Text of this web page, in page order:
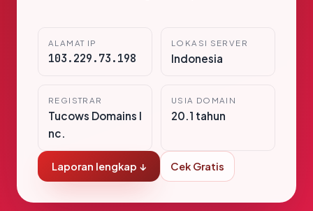
ALAMAT IP
103.229.73.198
LOKASI SERVER
Indonesia
REGISTRAR
Tucows Domains I
nc.
USIA DOMAIN
20.1 tahun
Laporan lengkap ↓ Cek Gratis